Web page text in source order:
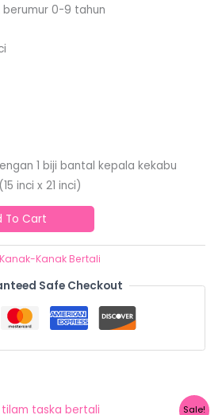
berumur 0-9 tahun
1 biji bantal kepala kekabu
inci x 21 inci)
To Cart
Kanak Bertali
Safe Checkout
Sale!
Original Current